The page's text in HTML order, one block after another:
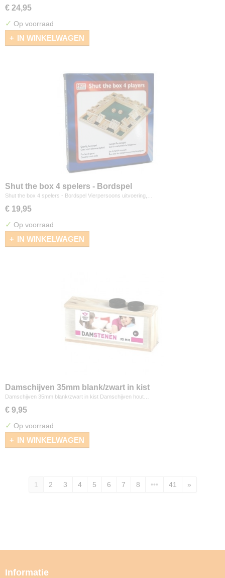
€ 24,95
✓ Op voorraad
IN WINKELWAGEN
Shut the box 4 spelers - Bordspel
Shut the box 4 spelers - Bordspel Vierpersoons uitvoering,…
€ 19,95
✓ Op voorraad
IN WINKELWAGEN
Damschijven 35mm blank/zwart in kist
Damschijven 35mm blank/zwart in kist Damschijven hout…
€ 9,95
✓ Op voorraad
IN WINKELWAGEN
1 2 3 4 5 6 7 8 ••• 41 »
Informatie